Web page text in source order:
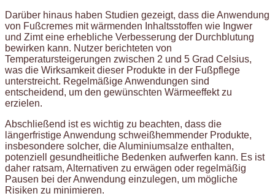
Darüber hinaus haben Studien gezeigt, dass die Anwendung
von Fußcremes mit wärmenden Inhaltsstoffen wie Ingwer
und Zimt eine erhebliche Verbesserung der Durchblutung
bewirken kann. Nutzer berichteten von
Temperatursteigerungen zwischen 2 und 5 Grad Celsius,
was die Wirksamkeit dieser Produkte in der Fußpflege
unterstreicht. Regelmäßige Anwendungen sind
entscheidend, um den gewünschten Wärmeeffekt zu
erzielen.
Abschließend ist es wichtig zu beachten, dass die
längerfristige Anwendung schweißhemmender Produkte,
insbesondere solcher, die Aluminiumsalze enthalten,
potenziell gesundheitliche Bedenken aufwerfen kann. Es ist
daher ratsam, Alternativen zu erwägen oder regelmäßig
Pausen bei der Anwendung einzulegen, um mögliche
Risiken zu minimieren.